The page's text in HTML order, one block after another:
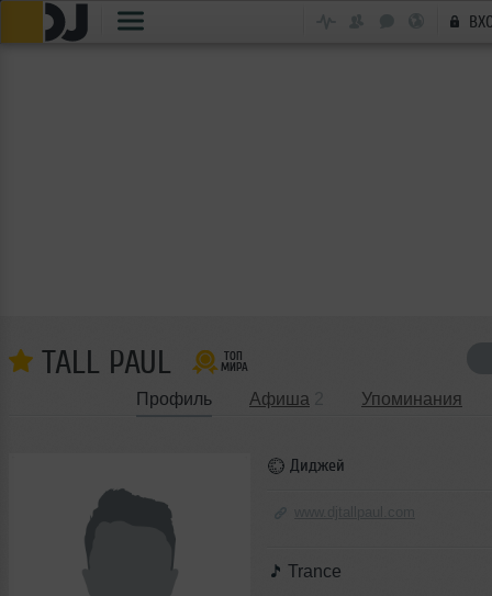
TALL PAUL
Профиль Афиша Упоминания
Диджей
Trance